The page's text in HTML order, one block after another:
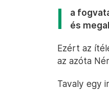
a
és
Ezért az
az azóta
Tavaly egy